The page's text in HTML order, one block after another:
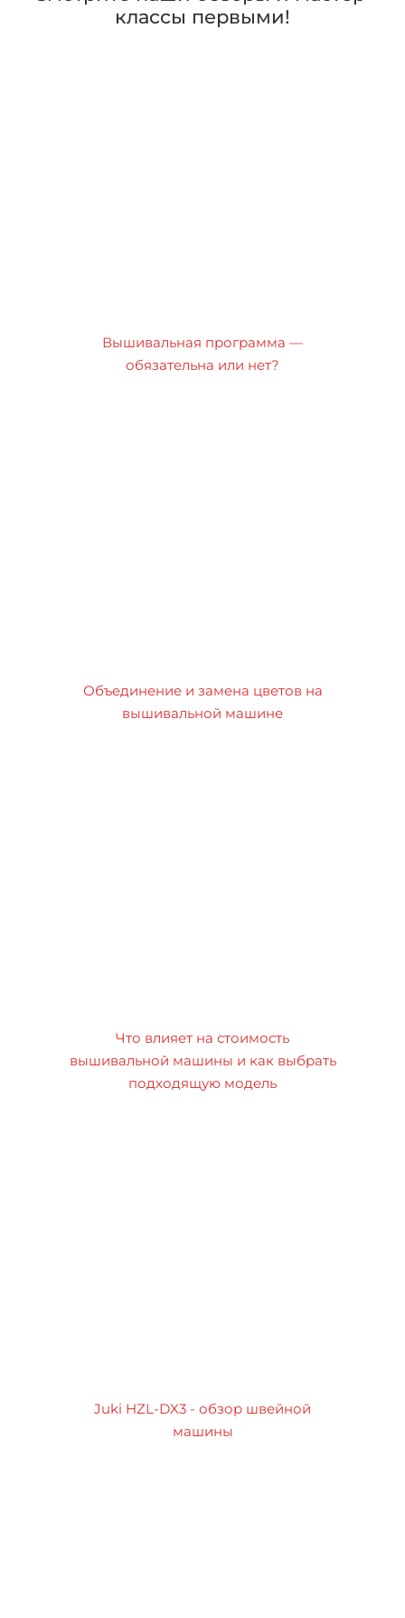
классы первыми!
Вышивальная программа —
обязательна или нет?
Объединение и замена цветов на
вышивальной машине
Что влияет на стоимость
вышивальной машины и как выбрать
подходящую модель
Juki HZL-DX3 - обзор швейной
машины